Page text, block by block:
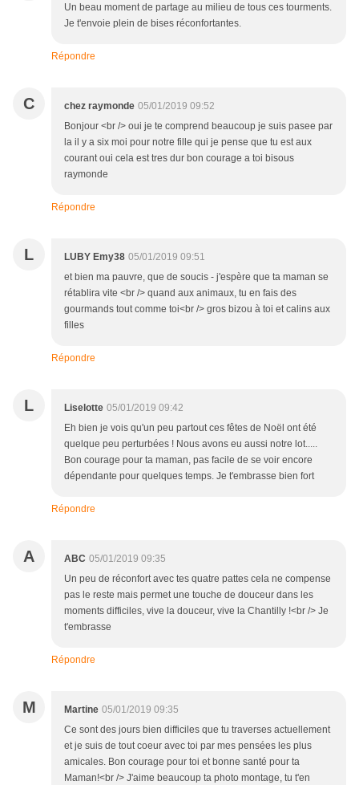
Un beau moment de partage au milieu de tous ces tourments.
Je t'envoie plein de bises réconfortantes.
Répondre
C chez raymonde 05/01/2019 09:52
Bonjour <br /> oui je te comprend beaucoup je suis pasee par
la il y a six moi pour notre fille qui je pense que tu est aux
courant oui cela est tres dur bon courage a toi bisous
raymonde
Répondre
L LUBY Emy38 05/01/2019 09:51
et bien ma pauvre, que de soucis - j'espère que ta maman se
rétablira vite <br /> quand aux animaux, tu en fais des
gourmands tout comme toi<br /> gros bizou à toi et calins aux
filles
Répondre
L Liselotte 05/01/2019 09:42
Eh bien je vois qu'un peu partout ces fêtes de Noël ont été
quelque peu perturbées ! Nous avons eu aussi notre lot.....
Bon courage pour ta maman, pas facile de se voir encore
dépendante pour quelques temps. Je t'embrasse bien fort
Répondre
A ABC 05/01/2019 09:35
Un peu de réconfort avec tes quatre pattes cela ne compense
pas le reste mais permet une touche de douceur dans les
moments difficiles, vive la douceur, vive la Chantilly !<br /> Je
t'embrasse
Répondre
M Martine 05/01/2019 09:35
Ce sont des jours bien difficiles que tu traverses actuellement
et je suis de tout coeur avec toi par mes pensées les plus
amicales. Bon courage pour toi et bonne santé pour ta
Maman!<br /> J'aime beaucoup ta photo montage, tu t'en